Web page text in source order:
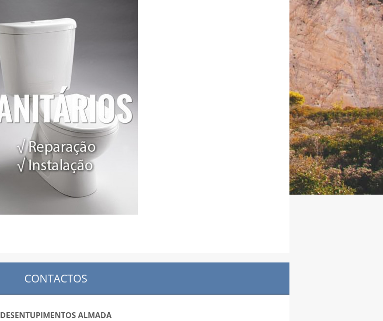
CONTACTOS
DESENTUPIMENTOS ALMADA